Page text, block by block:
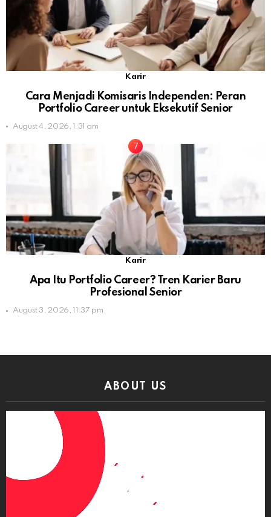
Karir
Cara Menjadi Komisaris Independen: Peran
Portfolio Career untuk Eksekutif Senior
August 4, 2026, 1:31 am
Karir
Apa Itu Portfolio Career? Tren Karier Baru
Profesional Senior
August 3, 2026, 11:37 pm
ABOUT US